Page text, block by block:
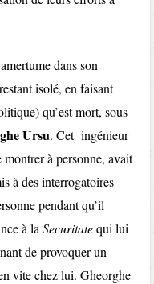
dans son
isolé, en faisant
qu’est mort, sous
Ursu. Cet ingénieur
à personne, avait
à des interrogatoires
pendant qu’il
à laSecuritatequi lui
de provoquer un
vite chez lui. Gheorghe